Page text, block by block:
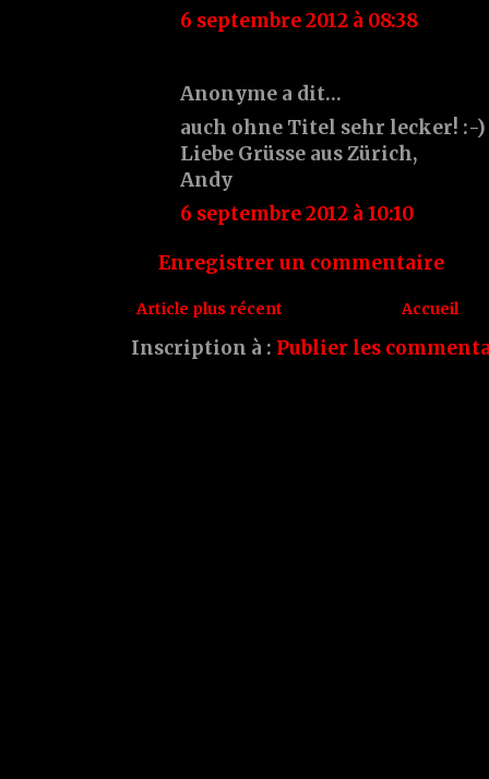
6 septembre 2012 à 08:38
Anonyme a dit…
auch ohne Titel sehr lecker! :-)
Liebe Grüsse aus Zürich,
Andy
6 septembre 2012 à 10:10
Enregistrer un commentaire
Article plus récent Accueil
Inscription à : Publier les